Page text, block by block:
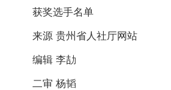
获奖选手名单
来源 贵州省人社厅网站
编辑 李劼
二审 杨韬